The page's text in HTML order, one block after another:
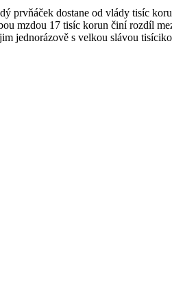
prvňáček dostane od vlády tisíc
mzdou 17 tisíc korun činí rozdíl
jednorázově s velkou slávou